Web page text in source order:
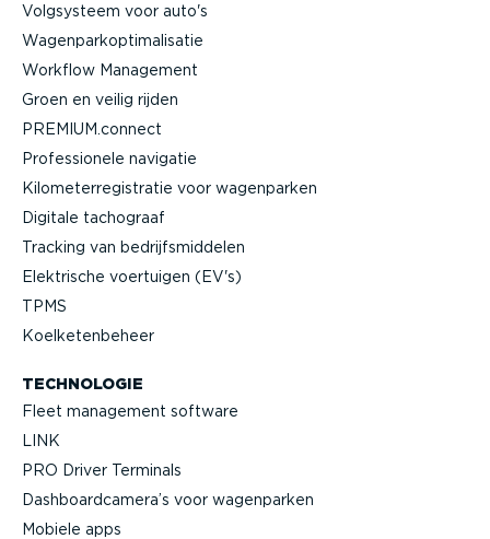
Volgsysteem voor auto's
Wagen­par­kop­ti­ma­li­satie
Workflow Management
Groen en veilig rijden
PREMIUM.connect
Profes­si­onele navigatie
Kilome­ter­re­gi­stratie voor wagenparken
Digitale tachograaf
Tracking van bedrijfs­mid­delen
Elektrische voertuigen (EV's)
TPMS
Koelke­ten­beheer
TECHNOLOGIE
Fleet management software
LINK
PRO Driver Terminals
Dashboard­camera’s voor wagenparken
Mobiele apps